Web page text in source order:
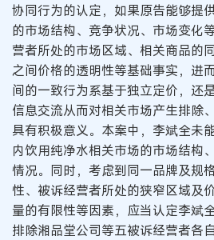
协同行为的认定，如果原告能够提
的市场结构、竞争状况、市场变化
营者所处的市场区域、相关商品的
之间价格的透明性等基础事实，进
间的一致行为系基于独立定价，还
信息交流从而对相关市场产生排除
具有积极意义。本案中，李斌全未
内饮用纯净水相关市场的市场结构
情况。同时，考虑到同一品牌及规
性、被诉经营者所处的狭窄区域及
量的有限性等因素，应当认定李斌
排除湘品堂公司等五被诉经营者各